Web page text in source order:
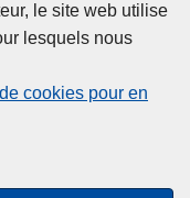
le site web utilise
lesquels nous
cookies pour en